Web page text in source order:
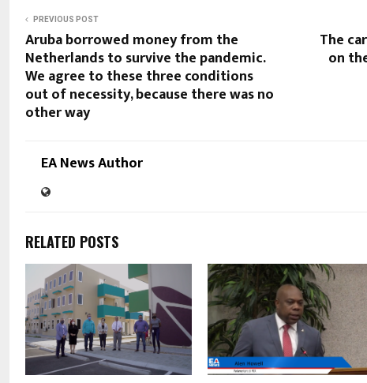
PREVIOUS POST
Aruba borrowed money from the
Netherlands to survive the pandemic.
We agree to these three conditions
out of necessity, because there was no
other way
The
on
EA News Author
RELATED POSTS